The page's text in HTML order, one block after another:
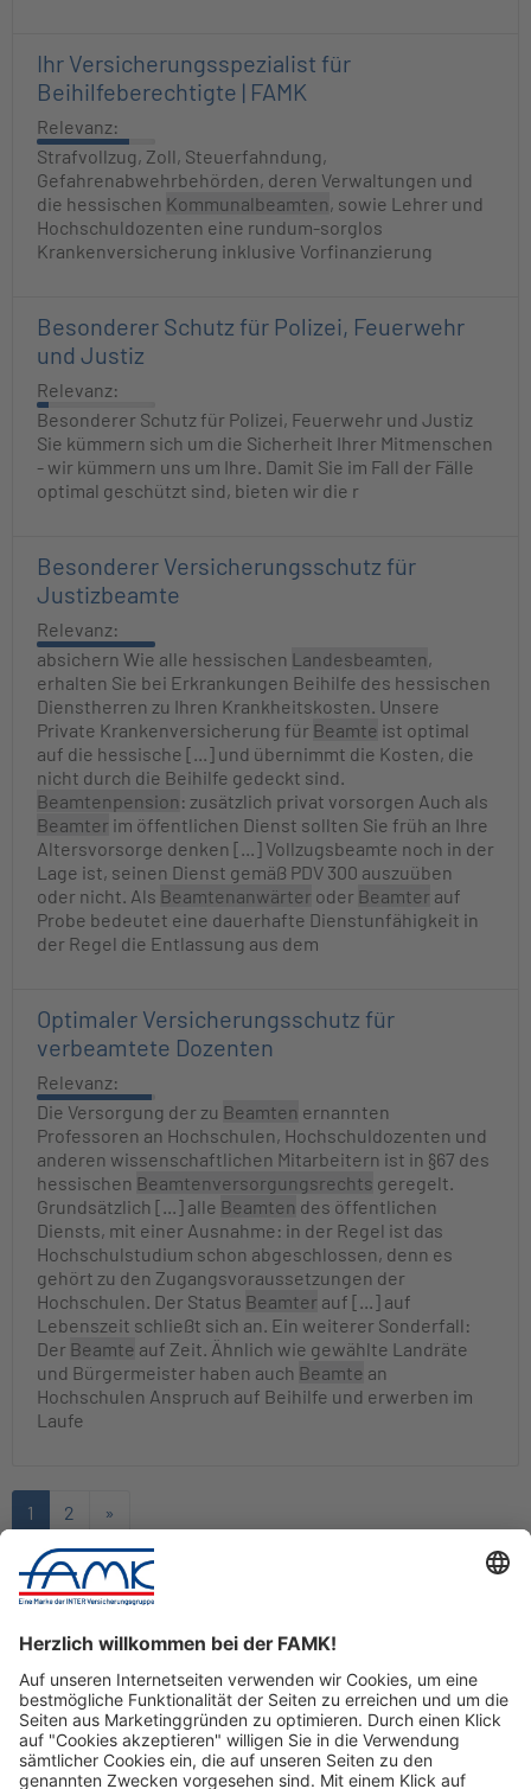
Ihr Versicherungsspezialist für
Beihilfeberechtigte | FAMK
Relevanz:
Strafvollzug, Zoll, Steuerfahndung,
Gefahrenabwehrbehörden, deren Verwaltungen und
die hessischen Kommunalbeamten, sowie Lehrer und
Hochschuldozenten eine rundum-sorglos
Krankenversicherung inklusive Vorfinanzierung
Besonderer Schutz für Polizei, Feuerwehr
und Justiz
Relevanz:
Besonderer Schutz für Polizei, Feuerwehr und Justiz
Sie kümmern sich um die Sicherheit Ihrer Mitmenschen
- wir kümmern uns um Ihre. Damit Sie im Fall der Fälle
optimal geschützt sind, bieten wir die r
Besonderer Versicherungsschutz für
Justizbeamte
Relevanz:
absichern Wie alle hessischen Landesbeamten,
erhalten Sie bei Erkrankungen Beihilfe des hessischen
Dienstherren zu Ihren Krankheitskosten. Unsere
Private Krankenversicherung für Beamte ist optimal
auf die hessische [...] und übernimmt die Kosten, die
nicht durch die Beihilfe gedeckt sind.
Beamtenpension : zusätzlich privat vorsorgen Auch als
Beamter im öffentlichen Dienst sollten Sie früh an Ihre
Altersvorsorge denken [...] Vollzugsbeamte noch in der
Lage ist, seinen Dienst gemäß PDV 300 auszuüben
oder nicht. Als Beamtenanwärter oder Beamter auf
Probe bedeutet eine dauerhafte Dienstunfähigkeit in
der Regel die Entlassung aus dem
Optimaler Versicherungsschutz für
verbeamtete Dozenten
Relevanz:
Die Versorgung der zu Beamten ernannten
Professoren an Hochschulen, Hochschuldozenten und
anderen wissenschaftlichen Mitarbeitern ist in §67 des
hessischen Beamtenversorgungsrechts geregelt.
Grundsätzlich [...] alle Beamten des öffentlichen
Diensts, mit einer Ausnahme: in der Regel ist das
Hochschulstudium schon abgeschlossen, denn es
gehört zu den Zugangsvoraussetzungen der
Hochschulen. Der Status Beamter auf [...] auf
Lebenszeit schließt sich an. Ein weiterer Sonderfall:
Der Beamte auf Zeit. Ähnlich wie gewählte Landräte
und Bürgermeister haben auch Beamte an
Hochschulen Anspruch auf Beihilfe und erwerben im
Laufe
1 2 »
Nach Oben